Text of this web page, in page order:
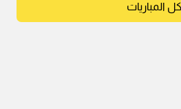
كل المباريات